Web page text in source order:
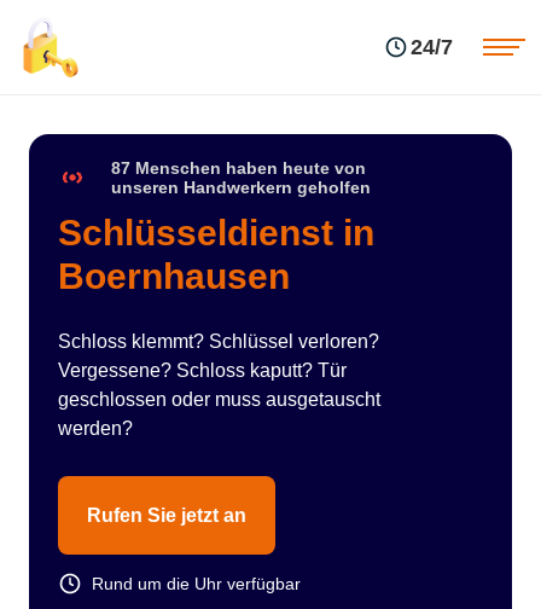
24/7
87 Menschen haben heute von
unseren Handwerkern geholfen
Schlüsseldienst in
Boernhausen
Schloss klemmt? Schlüssel verloren?
Vergessene? Schloss kaputt? Tür
geschlossen oder muss ausgetauscht
werden?
Rufen Sie jetzt an
Rund um die Uhr verfügbar